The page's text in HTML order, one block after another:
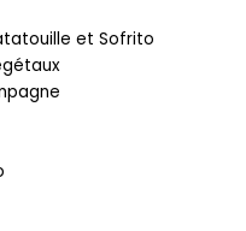
et Sofrito